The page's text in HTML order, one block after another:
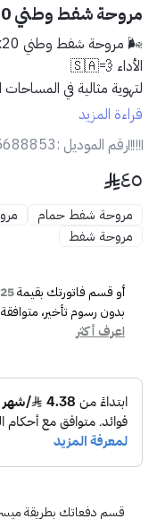
مروحة شفط وطني 20x20 موديل 15
🌬️
الأداء 💨🇸🇦
لتهوية مثالية في المساحات
20x20 موديل 15
يضمن لك بيئة نظيفة
🔧المميزات:
غرف الغسيل أو
💨 شفط فعال للهواء
🛠️ سهلة التركيب على
🇸🇦 جودة وطنية ممتازة تتحمل الظروف المناخية.
⚡ استهلاك منخفض
1 × مروحة شفط وطني 20x20 موديل 15
كتيب تعليمات التركيب
🎯الاستخدام المثالي:
مناسبة للحمامات
الضيقة.
لضمان استمرارية
قراءة المزيد
رقم الموديل :
٤٥
مروحة شفط حمام
مروحة شفط
أو قسم فاتورتك بقيمة
بدون رسوم تأخير،
اعرف أكثر